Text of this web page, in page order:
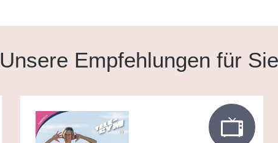
Unsere Empfehlungen für Sie